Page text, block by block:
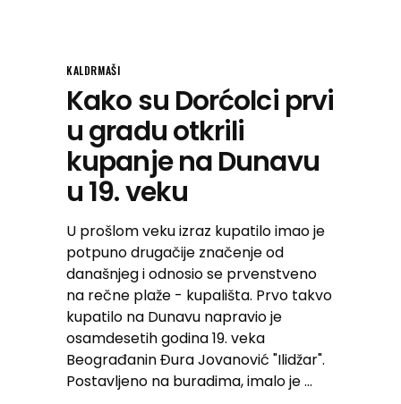
KALDRMAŠI
Kako su Dorćolci prvi
u gradu otkrili
kupanje na Dunavu
u 19. veku
U prošlom veku izraz kupatilo imao je
potpuno drugačije značenje od
današnjeg i odnosio se prvenstveno
na rečne plaže - kupališta. Prvo takvo
kupatilo na Dunavu napravio je
osamdesetih godina 19. veka
Beograđanin Đura Jovanović "Ilidžar".
Postavljeno na buradima, imalo je